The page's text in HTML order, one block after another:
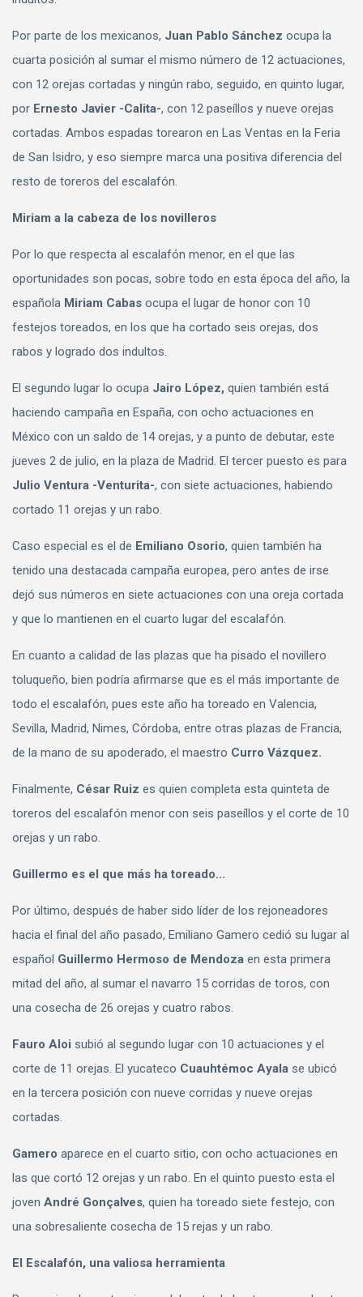
Por parte de los mexicanos, Juan Pablo Sánchez ocupa la
cuarta posición al sumar el mismo número de 12 actuaciones,
con 12 orejas cortadas y ningún rabo, seguido, en quinto lugar,
por Ernesto Javier -Calita-, con 12 paseíllos y nueve orejas
cortadas. Ambos espadas torearon en Las Ventas en la Feria
de San Isidro, y eso siempre marca una positiva diferencia del
resto de toreros del escalafón.
Miriam a la cabeza de los novilleros
Por lo que respecta al escalafón menor, en el que las
oportunidades son pocas, sobre todo en esta época del año, la
española Miriam Cabas ocupa el lugar de honor con 10
festejos toreados, en los que ha cortado seis orejas, dos
rabos y logrado dos indultos.
El segundo lugar lo ocupa Jairo López, quien también está
haciendo campaña en España, con ocho actuaciones en
México con un saldo de 14 orejas, y a punto de debutar, este
jueves 2 de julio, en la plaza de Madrid. El tercer puesto es para
Julio Ventura -Venturita-, con siete actuaciones, habiendo
cortado 11 orejas y un rabo.
Caso especial es el de Emiliano Osorio, quien también ha
tenido una destacada campaña europea, pero antes de irse
dejó sus números en siete actuaciones con una oreja cortada
y que lo mantienen en el cuarto lugar del escalafón.
En cuanto a calidad de las plazas que ha pisado el novillero
toluqueño, bien podría afirmarse que es el más importante de
todo el escalafón, pues este año ha toreado en Valencia,
Sevilla, Madrid, Nimes, Córdoba, entre otras plazas de Francia,
de la mano de su apoderado, el maestro Curro Vázquez.
Finalmente, César Ruiz es quien completa esta quinteta de
toreros del escalafón menor con seis paseíllos y el corte de 10
orejas y un rabo.
Guillermo es el que más ha toreado...
Por último, después de haber sido líder de los rejoneadores
hacia el final del año pasado, Emiliano Gamero cedió su lugar al
español Guillermo Hermoso de Mendoza en esta primera
mitad del año, al sumar el navarro 15 corridas de toros, con
una cosecha de 26 orejas y cuatro rabos.
Fauro Aloi subió al segundo lugar con 10 actuaciones y el
corte de 11 orejas. El yucateco Cuauhtémoc Ayala se ubicó
en la tercera posición con nueve corridas y nueve orejas
cortadas.
Gamero aparece en el cuarto sitio, con ocho actuaciones en
las que cortó 12 orejas y un rabo. En el quinto puesto esta el
joven André Gonçalves, quien ha toreado siete festejo, con
una sobresaliente cosecha de 15 rejas y un rabo.
El Escalafón, una valiosa herramienta